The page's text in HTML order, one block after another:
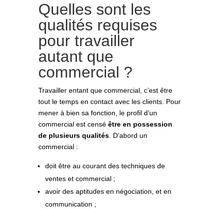
Quelles sont les
qualités requises
pour travailler
autant que
commercial ?
Travailler entant que commercial, c’est être
tout le temps en contact avec les clients. Pour
mener à bien sa fonction, le profil d’un
commercial est censéêtre en possession
de plusieurs qualités . D’abord un
commercial :
doit être au courant des techniques de
ventes et commercial ;
avoir des aptitudes en négociation, et en
communication ;